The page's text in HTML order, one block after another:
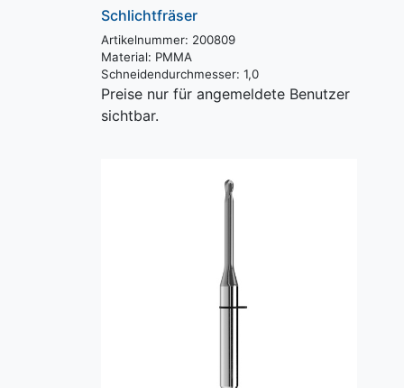
Schlichtfräser
Artikelnummer: 200809
Material: PMMA
Schneidendurchmesser: 1,0
Preise nur für angemeldete Benutzer
sichtbar.